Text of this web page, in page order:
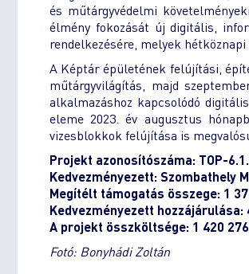
és műtárgyvédelmi
élmény fokozását új digitális,
rendelkezésére, melyek
A Képtár épületének felújítási,
műtárgyvilágítás, majd
alkalmazáshoz kapcsolódó
eleme 2023. év augusztus
vizesblokkok felújítása is
Projekt azonosítószáma: TOP-
Kedvezményezett: Szombathely
Megítélt támogatás összege: 1
Kedvezményezett hozzájárulása:
A projekt összköltsége: 1 420
Fotó: Bonyhádi Zoltán